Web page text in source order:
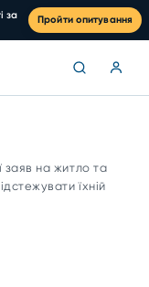
за
Пройти опитування
заяв на житло та
їхній